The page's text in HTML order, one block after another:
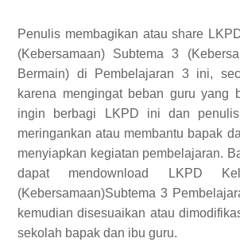
Penulis membagikan atau share
(Kebersamaan) Subtema 3
Bermain) di Pembelajaran 3 ini,
karena mengingat beban guru yang
ingin berbagi LKPD ini dan
meringankan atau membantu bapak
menyiapkan kegiatan pembelajaran.
dapat mendownload LKPD
(Kebersamaan)Subtema 3
kemudian disesuaikan atau
sekolah bapak dan ibu guru.